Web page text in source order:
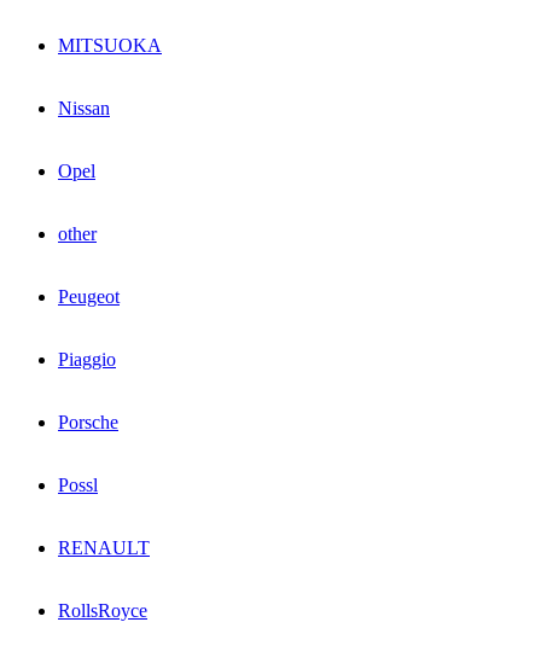
MITSUOKA
Nissan
Opel
other
Peugeot
Piaggio
Porsche
Possl
RENAULT
RollsRoyce